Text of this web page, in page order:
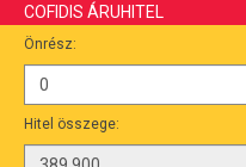
COFIDIS ÁRUHITEL
Önrész:
Hitel összege: